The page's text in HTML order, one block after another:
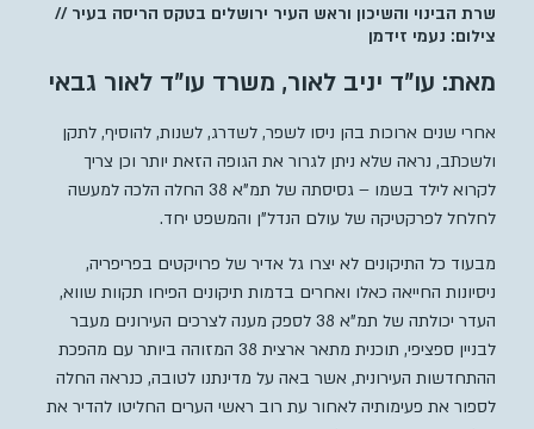
שרת הבינוי והשיכון וראש העיר ירושלים בטקס הריסה בעיר //
צילום: נעמי זידמן
מאת: עו”ד יניב לאור, משרד עו”ד לאור גבאי
אחרי שנים ארוכות בהן ניסו לשפר, לשדרג, לשנות, להוסיף, לתקן
ולשכתב, נראה שלא ניתן לגרור את הגופה הזאת יותר וכן צריך
לקרוא לילד בשמו – גסיסתה של תמ”א 38 החלה הלכה למעשה
לחלחל לפרקטיקה של עולם הנדל”ן והמשפט יחד.
מבעוד כל התיקונים לא יצרו גל אדיר של פרויקטים בפריפריה,
ניסיונות החייאה כאלו ואחרים בדמות תיקונים הפיחו תקוות שווא,
העדר יכולתה של תמ”א 38 לספק מענה לצרכים העירונים מעבר
לבניין ספציפי, תוכנית מתאר ארצית 38 המזוהה ביותר עם מהפכת
ההתחדשות העירונית, אשר באה על מדינתנו לטובה, כנראה החלה
לספור את פעימותיה לאחור עת רוב ראשי הערים החליטו להדיר את